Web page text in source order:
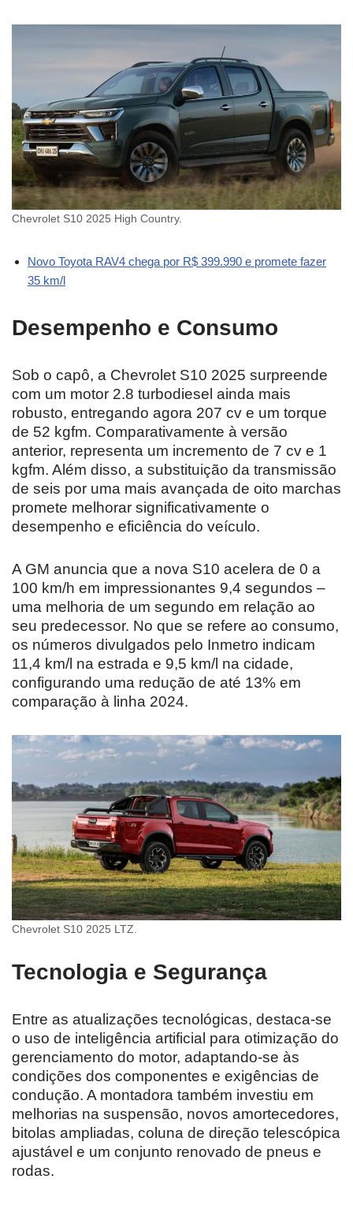
Chevrolet S10 2025 High Country.
Novo Toyota RAV4 chega por R$ 399.990 e promete fazer
35 km/l
Desempenho e Consumo
Sob o capô, a Chevrolet S10 2025 surpreende
com um motor 2.8 turbodiesel ainda mais
robusto, entregando agora 207 cv e um torque
de 52 kgfm. Comparativamente à versão
anterior, representa um incremento de 7 cv e 1
kgfm. Além disso, a substituição da transmissão
de seis por uma mais avançada de oito marchas
promete melhorar significativamente o
desempenho e eficiência do veículo.
A GM anuncia que a nova S10 acelera de 0 a
100 km/h em impressionantes 9,4 segundos –
uma melhoria de um segundo em relação ao
seu predecessor. No que se refere ao consumo,
os números divulgados pelo Inmetro indicam
11,4 km/l na estrada e 9,5 km/l na cidade,
configurando uma redução de até 13% em
comparação à linha 2024.
Chevrolet S10 2025 LTZ.
Tecnologia e Segurança
Entre as atualizações tecnológicas, destaca-se
o uso de inteligência artificial para otimização do
gerenciamento do motor, adaptando-se às
condições dos componentes e exigências de
condução. A montadora também investiu em
melhorias na suspensão, novos amortecedores,
bitolas ampliadas, coluna de direção telescópica
ajustável e um conjunto renovado de pneus e
rodas.